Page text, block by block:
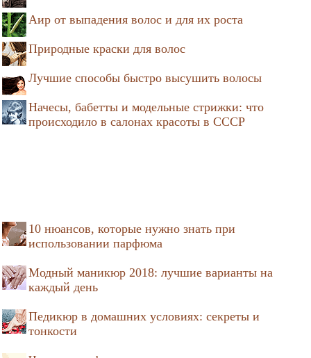
Аир от выпадения волос и для их роста
Природные краски для волос
Лучшие способы быстро высушить волосы
Начесы, бабетты и модельные стрижки: что
происходило в салонах красоты в СССР
10 нюансов, которые нужно знать при
использовании парфюма
Модный маникюр 2018: лучшие варианты на
каждый день
Педикюр в домашних условиях: секреты и
тонкости